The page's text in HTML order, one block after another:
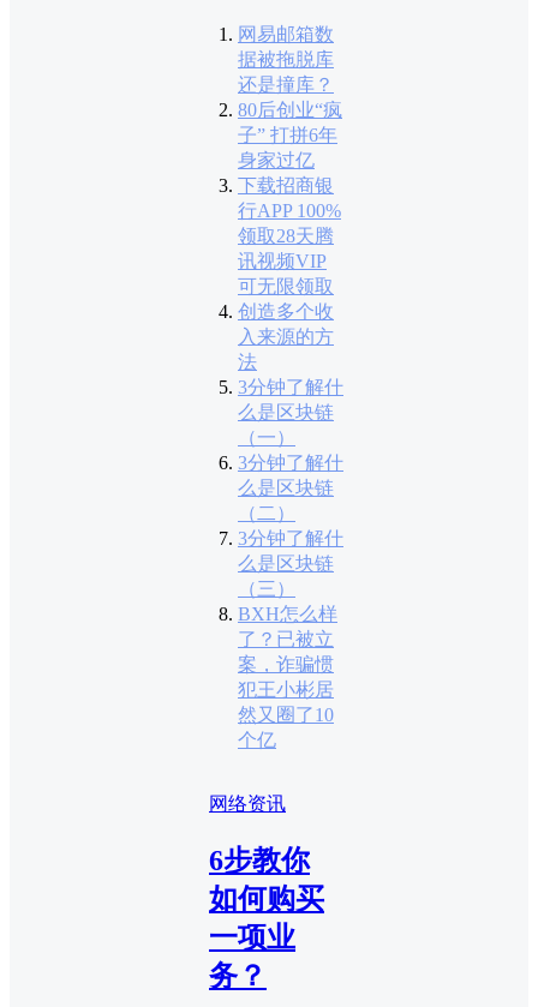
网易邮箱数
据被拖脱库
还是撞库？
80后创业“疯
子” 打拼6年
身家过亿
下载招商银
行APP 100%
领取28天腾
讯视频VIP
可无限领取
创造多个收
入来源的方
法
3分钟了解什
么是区块链
（一）
3分钟了解什
么是区块链
（二）
3分钟了解什
么是区块链
（三）
BXH怎么样
了？已被立
案，诈骗惯
犯王小彬居
然又圈了10
个亿
网络资讯
6步教你
如何购买
一项业
务？